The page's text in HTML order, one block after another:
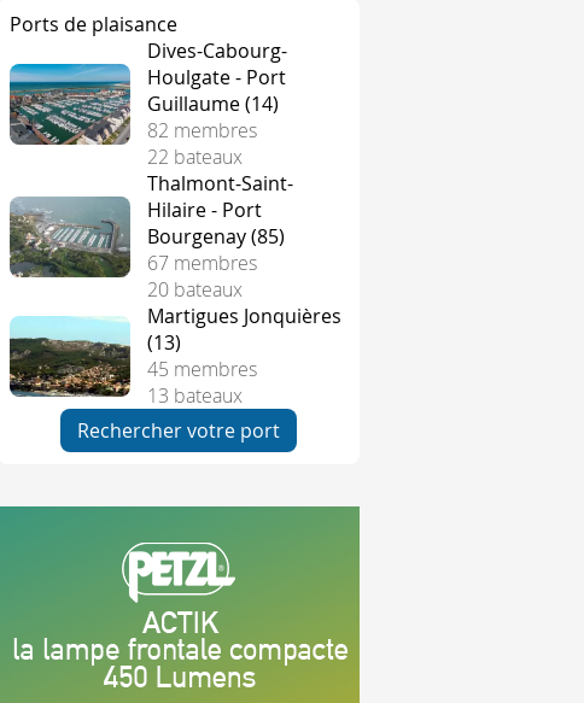
Le pavillon orange indique que la ligne est mouillée. Une
conformément aux "Instructions de Course" (IC),
un décompte de 5, 6 ou 8 minutes. Cette procédure est
généralement de la même façon. Voyons ensemble la
le port des gilets de flottabilité est OBLIGATOIRE
donne les indications sur les obligations et les
pendant la minute qui précède le départ
pas être dans le triangle formé par les extrémités de la
le pavillon noir , il reprend les mêmes contraintes que le
Ports de plaisance
Dives-Cabourg-
Houlgate - Port
Guillaume (14)
82 membres
22 bateaux
Thalmont-Saint-
Hilaire - Port
Bourgenay (85)
67 membres
20 bateaux
Martigues Jonquières
(13)
45 membres
13 bateaux
Rechercher votre port